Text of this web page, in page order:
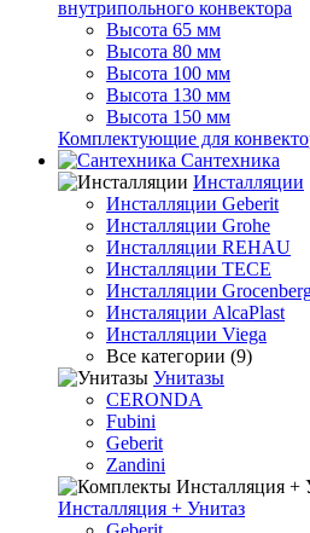
внутрипольного конвектора
Высота 65 мм
Высота 80 мм
Высота 100 мм
Высота 130 мм
Высота 150 мм
Комплектующие для
Сантехника
Инсталляции
Инсталляции Geberit
Инсталляции Grohe
Инсталляции REHAU
Инсталляции TECE
Инсталляции
Инсталяции AlcaPlast
Инсталляции Viega
Все категории (9)
Унитазы
CERONDA
Fubini
Geberit
Zandini
Инсталляция + Унитаз